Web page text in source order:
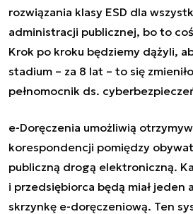
rozwiązania klasy ESD dla
administracji publicznej, bo to
Krok po kroku będziemy dążyli,
stadium – za 8 lat – to się
pełnomocnik ds.
e-Doręczenia umożliwią
korespondencji pomiędzy
publiczną drogą elektroniczną.
i przedsiębiorca będą miał jeden
skrzynkę e-doręczeniową. Ten